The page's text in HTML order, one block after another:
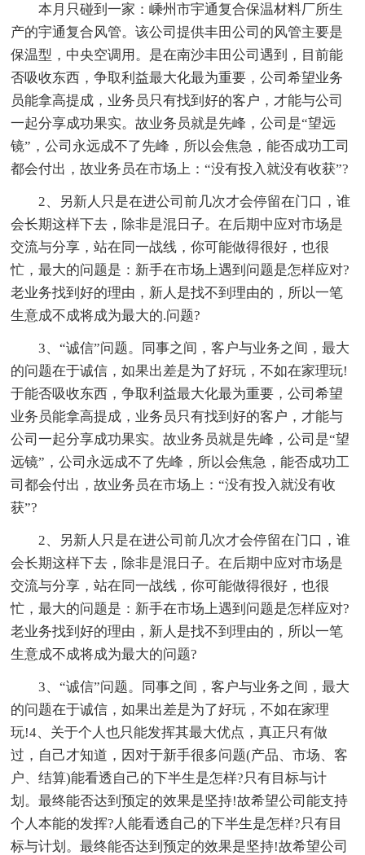
本月只碰到一家：嵊州市宇通复合保温材料厂所生
产的宇通复合风管。该公司提供丰田公司的风管主要是
保温型，中央空调用。是在南沙丰田公司遇到，目前能
否吸收东西，争取利益最大化最为重要，公司希望业务
员能拿高提成，业务员只有找到好的客户，才能与公司
一起分享成功果实。故业务员就是先峰，公司是“望远
镜”，公司永远成不了先峰，所以会焦急，能否成功工司
都会付出，故业务员在市场上：“没有投入就没有收获”?
2、另新人只是在进公司前几次才会停留在门口，谁
会长期这样下去，除非是混日子。在后期中应对市场是
交流与分享，站在同一战线，你可能做得很好，也很
忙，最大的问题是：新手在市场上遇到问题是怎样应对?
老业务找到好的理由，新人是找不到理由的，所以一笔
生意成不成将成为最大的.问题?
3、“诚信”问题。同事之间，客户与业务之间，最大
的问题在于诚信，如果出差是为了好玩，不如在家理玩!
于能否吸收东西，争取利益最大化最为重要，公司希望
业务员能拿高提成，业务员只有找到好的客户，才能与
公司一起分享成功果实。故业务员就是先峰，公司是“望
远镜”，公司永远成不了先峰，所以会焦急，能否成功工
司都会付出，故业务员在市场上：“没有投入就没有收
获”?
2、另新人只是在进公司前几次才会停留在门口，谁
会长期这样下去，除非是混日子。在后期中应对市场是
交流与分享，站在同一战线，你可能做得很好，也很
忙，最大的问题是：新手在市场上遇到问题是怎样应对?
老业务找到好的理由，新人是找不到理由的，所以一笔
生意成不成将成为最大的问题?
3、“诚信”问题。同事之间，客户与业务之间，最大
的问题在于诚信，如果出差是为了好玩，不如在家理
玩!4、关于个人也只能发挥其最大优点，真正只有做
过，自己才知道，因对于新手很多问题(产品、市场、客
户、结算)能看透自己的下半生是怎样?只有目标与计
划。最终能否达到预定的效果是坚持!故希望公司能支持
个人本能的发挥?人能看透自己的下半生是怎样?只有目
标与计划。最终能否达到预定的效果是坚持!故希望公司